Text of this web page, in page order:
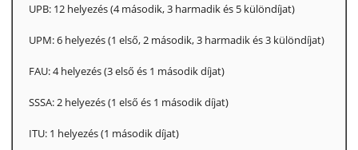
UPB: 12 helyezés (4 második, 3 harmadik és 5 különdíjat)
UPM: 6 helyezés (1 első, 2 második, 3 harmadik és 3 különdíjat)
FAU: 4 helyezés (3 első és 1 második díjat)
SSSA: 2 helyezés (1 első és 1 második díjat)
ITU: 1 helyezés (1 második díjat)